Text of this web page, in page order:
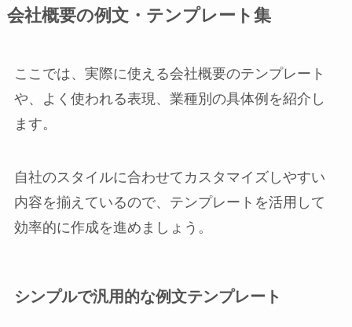
会社概要の例文・テンプレート集
ここでは、実際に使える会社概要のテンプレート
や、よく使われる表現、業種別の具体例を紹介し
ます。
自社のスタイルに合わせてカスタマイズしやすい
内容を揃えているので、テンプレートを活用して
効率的に作成を進めましょう。
シンプルで汎用的な例文テンプレート